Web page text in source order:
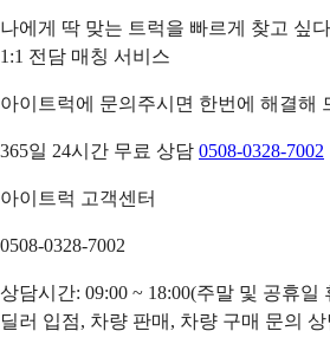
나에게 딱 맞는 트럭을 빠르게 찾고 싶
1:1 전담 매칭 서비스
아이트럭에 문의주시면 한번에 해결해
365일 24시간 무료 상담 0508-0328-7002
아이트럭 고객센터
0508-0328-7002
상담시간: 09:00 ~ 18:00(주말 및 공휴일
딜러 입점, 차량 판매, 차량 구매 문의